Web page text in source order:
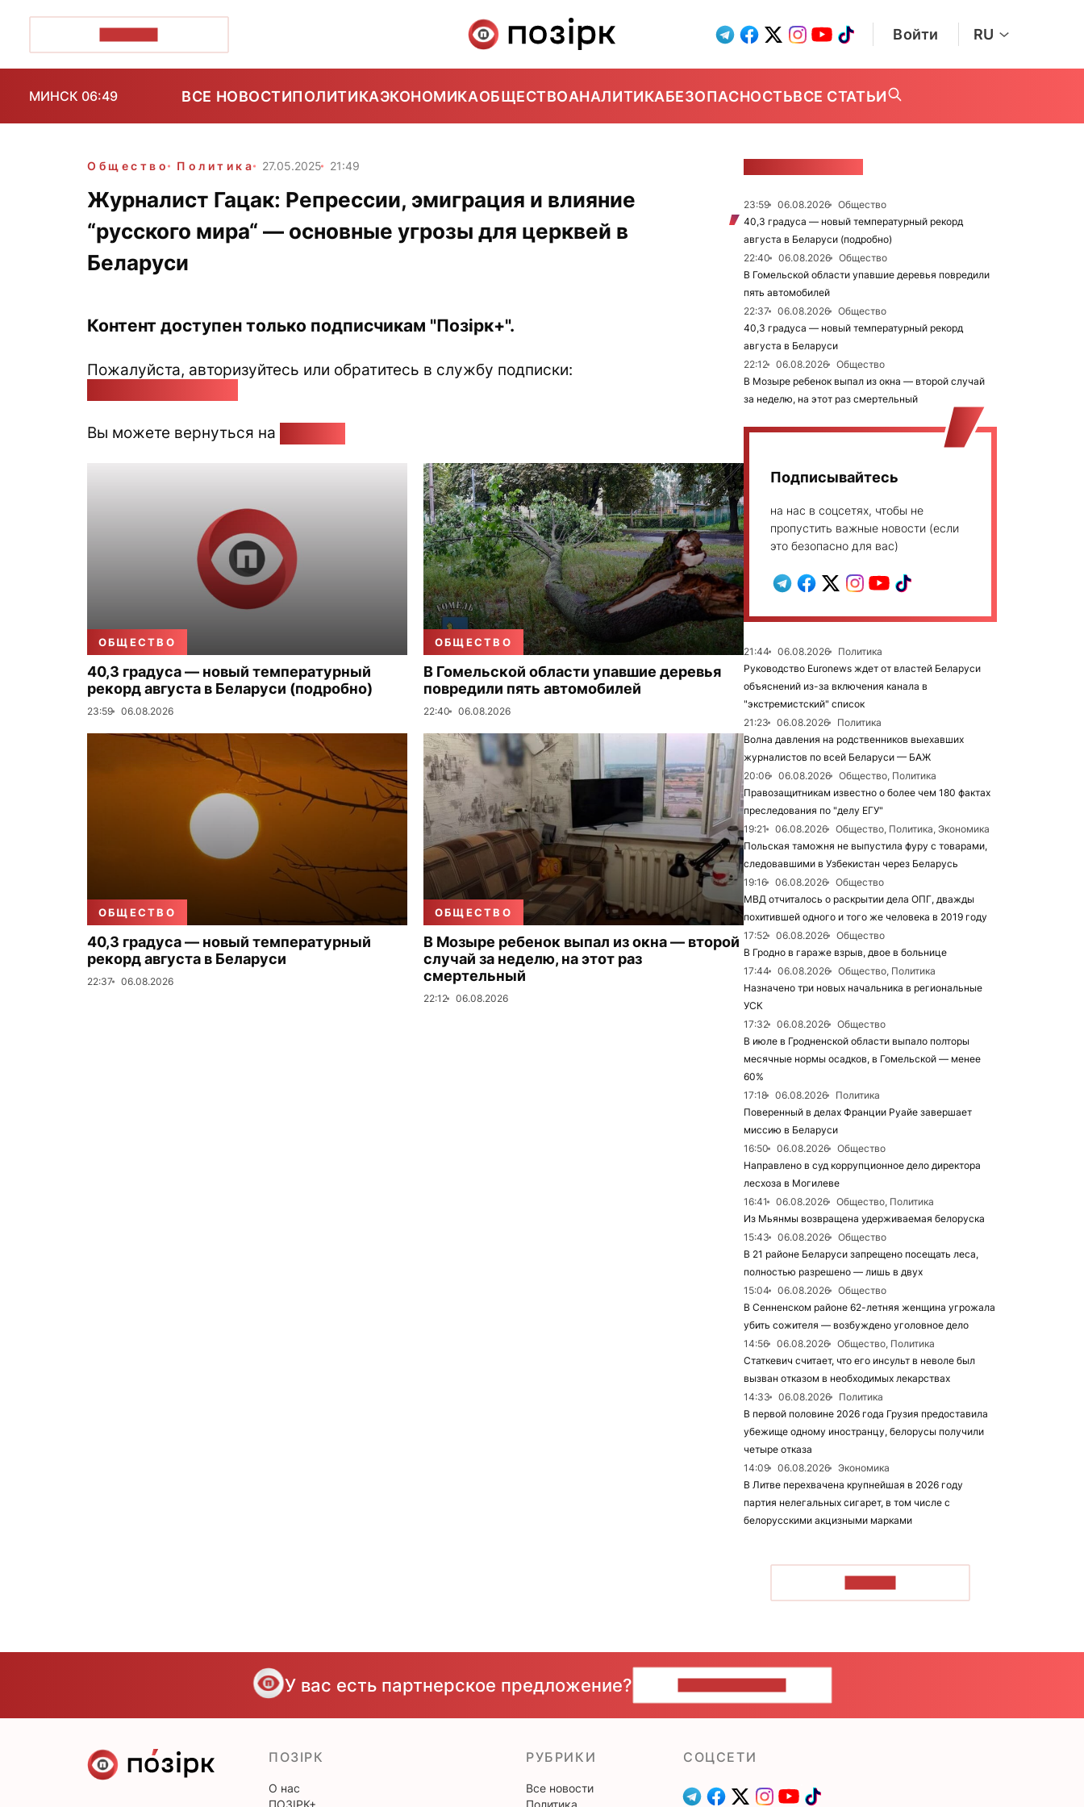
Войти RU
МИНСК 06:49 ВСЕ НОВОСТИПОЛИТИКАЭКОНОМИКАОБЩЕСТВОАНАЛИТИКАБЕЗОПАСНОСТЬВСЕ СТАТЬИ
Общество Политика 27.05.2025 21:49
Журналист Гацак: Репрессии, эмиграция и влияние
“русского мира“ — основные угрозы для церквей в
Беларуси
Контент доступен только подписчикам "Позірк+".
Пожалуйста, авторизуйтесь или обратитесь в службу подписки:
Вы можете вернуться на
ОБЩЕСТВО
40,3 градуса — новый температурный
рекорд августа в Беларуси (подробно)
23:59 06.08.2026
ОБЩЕСТВО
В Гомельской области упавшие деревья
повредили пять автомобилей
22:40 06.08.2026
ОБЩЕСТВО
40,3 градуса — новый температурный
рекорд августа в Беларуси
22:37 06.08.2026
ОБЩЕСТВО
В Мозыре ребенок выпал из окна — второй
случай за неделю, на этот раз
смертельный
22:12 06.08.2026
23:59 06.08.2026
Общество
40,3 градуса — новый температурный рекорд
августа в Беларуси (подробно)
22:40
06.08.2026
Общество
В Гомельской области упавшие деревья повредили
пять автомобилей
22:37
06.08.2026
Общество
40,3 градуса — новый температурный рекорд
августа в Беларуси
22:12
06.08.2026
Общество
В Мозыре ребенок выпал из окна — второй случай
за неделю, на этот раз смертельный
Подписывайтесь
на нас в соцсетях, чтобы не
пропустить важные новости (если
это безопасно для вас)
21:44 06.08.2026
Политика
Руководство Euronews ждет от властей Беларуси
объяснений из-за включения канала в
"экстремистский" список
21:23
06.08.2026
Политика
Волна давления на родственников выехавших
журналистов по всей Беларуси — БАЖ
20:06
06.08.2026
Общество, Политика
Правозащитникам известно о более чем 180 фактах
преследования по "делу ЕГУ"
19:21
06.08.2026
Общество, Политика, Экономика
Польская таможня не выпустила фуру с товарами,
следовавшими в Узбекистан через Беларусь
19:16
06.08.2026
Общество
МВД отчиталось о раскрытии дела ОПГ, дважды
похитившей одного и того же человека в 2019 году
17:52
06.08.2026
Общество
В Гродно в гараже взрыв, двое в больнице
17:44
06.08.2026
Общество, Политика
Назначено три новых начальника в региональные
УСК
17:32
06.08.2026
Общество
В июле в Гродненской области выпало полторы
месячные нормы осадков, в Гомельской — менее
60%
17:18
06.08.2026
Политика
Поверенный в делах Франции Руайе завершает
миссию в Беларуси
16:50
06.08.2026
Общество
Направлено в суд коррупционное дело директора
лесхоза в Могилеве
16:41
06.08.2026
Общество, Политика
Из Мьянмы возвращена удерживаемая белоруска
15:43
06.08.2026
Общество
В 21 районе Беларуси запрещено посещать леса,
полностью разрешено — лишь в двух
15:04
06.08.2026
Общество
В Сенненском районе 62-летняя женщина угрожала
убить сожителя — возбуждено уголовное дело
14:56
06.08.2026
Общество, Политика
Статкевич считает, что его инсульт в неволе был
вызван отказом в необходимых лекарствах
14:33
06.08.2026
Политика
В первой половине 2026 года Грузия предоставила
убежище одному иностранцу, белорусы получили
четыре отказа
14:09
06.08.2026
Экономика
В Литве перехвачена крупнейшая в 2026 году
партия нелегальных сигарет, в том числе с
белорусскими акцизными марками
У вас есть партнерское предложение?
ПОЗІРК
О нас
ПОЗІРК+
РУБРИКИ
Все новости
Политика
CОЦСЕТИ